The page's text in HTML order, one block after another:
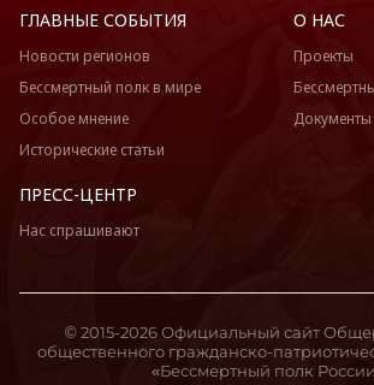
ГЛАВНЫЕ СОБЫТИЯ
Новости регионов
Бессмертный полк в мире
Особое мнение
Исторические статьи
О НАС
Проекты
Документы
ПРЕСС-ЦЕНТР
Нас спрашивают
© 2015-2026 Официальный сайт
общественного гражданско-
«Бессмертный полк